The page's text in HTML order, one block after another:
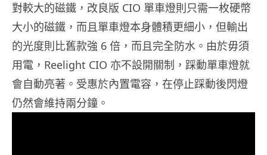
對較大的磁鐵，改良版 CIO 單車燈則只需一枚硬幣
大小的磁鐵，而且單車燈本身體積更細小，但輸出
的光度則比舊款強 6 倍，而且完全防水。由於毋須
用電，Reelight CIO 亦不設開關制，踩動單車燈就
會自動亮著。受惠於內置電容，在停止踩動後閃燈
仍然會維持兩分鐘。